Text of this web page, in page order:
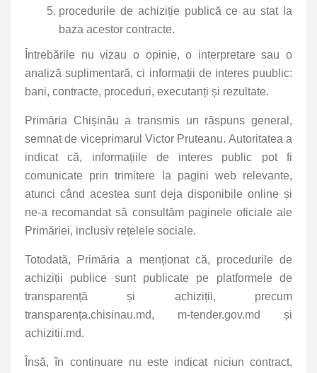
procedurile de achiziție publică ce au stat la
baza acestor contracte.
Întrebările nu vizau o opinie, o interpretare sau o
analiză suplimentară, ci informații de interes puublic:
bani, contracte, proceduri, executanți și rezultate.
Primăria Chișinău a transmis un răspuns general,
semnat de viceprimarul Victor Pruteanu. Autoritatea a
indicat că, informațiile de interes public pot fi
comunicate prin trimitere la pagini web relevante,
atunci când acestea sunt deja disponibile online și
ne-a recomandat să consultăm paginele oficiale ale
Primăriei, inclusiv rețelele sociale.
Totodată, Primăria a menționat că, procedurile de
achiziții publice sunt publicate pe platformele de
transparență și achiziții, precum
transparența.chisinau.md, m-tender.gov.md și
achizitii.md.
Însă, în continuare nu este indicat niciun contract,